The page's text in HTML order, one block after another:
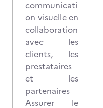
communicati
on visuelle en
collaboration
avec les
clients, les
prestataires
et les
partenaires
Assurer le